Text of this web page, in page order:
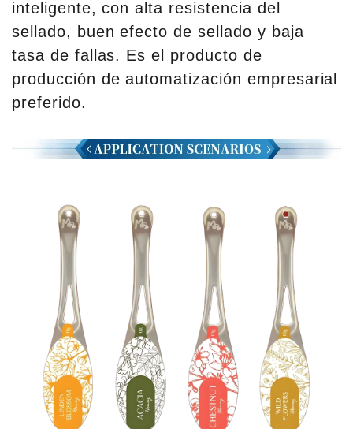
inteligente, con alta resistencia del
sellado, buen efecto de sellado y baja
tasa de fallas. Es el producto de
producción de automatización empresarial
preferido.